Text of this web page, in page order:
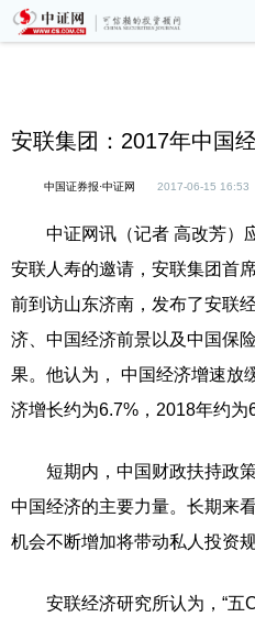
安联集团：2017年中国
中国证券报·中证网 2017-06-15 16:53
中证网讯（记者 高改芳）
安联人寿的邀请，安联集团首
前到访山东济南，发布了安联
济、中国经济前景以及中国保
果。他认为， 中国经济增速放
济增长约为6.7%，2018年约为
短期内，中国财政扶持政策
中国经济的主要力量。长期来
机会不断增加将带动私人投资
安联经济研究所认为，“五